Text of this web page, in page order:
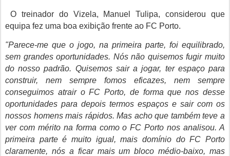
O treinador do Vizela, Manuel Tulipa, considerou que
equipa fez uma boa exibição frente ao FC Porto.
"Parece-me que o jogo, na primeira parte, foi equilibrado,
sem grandes oportunidades. Nós não quisemos fugir muito
do nosso padrão. Quisemos sair a jogar, ter espaço para
construir, nem sempre fomos eficazes, nem sempre
conseguimos atrair o FC Porto, de forma que nos desse
oportunidades para depois termos espaços e sair com os
nossos homens mais rápidos. Mas acho que também teve a
ver com mérito na forma como o FC Porto nos analisou. A
primeira parte é muito igual, mais domínio do FC Porto
claramente, nós a ficar mais um bloco médio-baixo, mas